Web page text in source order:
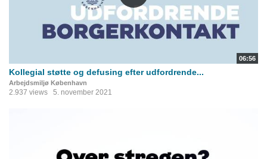
06:56
Kollegial støtte og defusing efter udfordrende...
Arbejdsmiljø København
2.937 views 5. november 2021